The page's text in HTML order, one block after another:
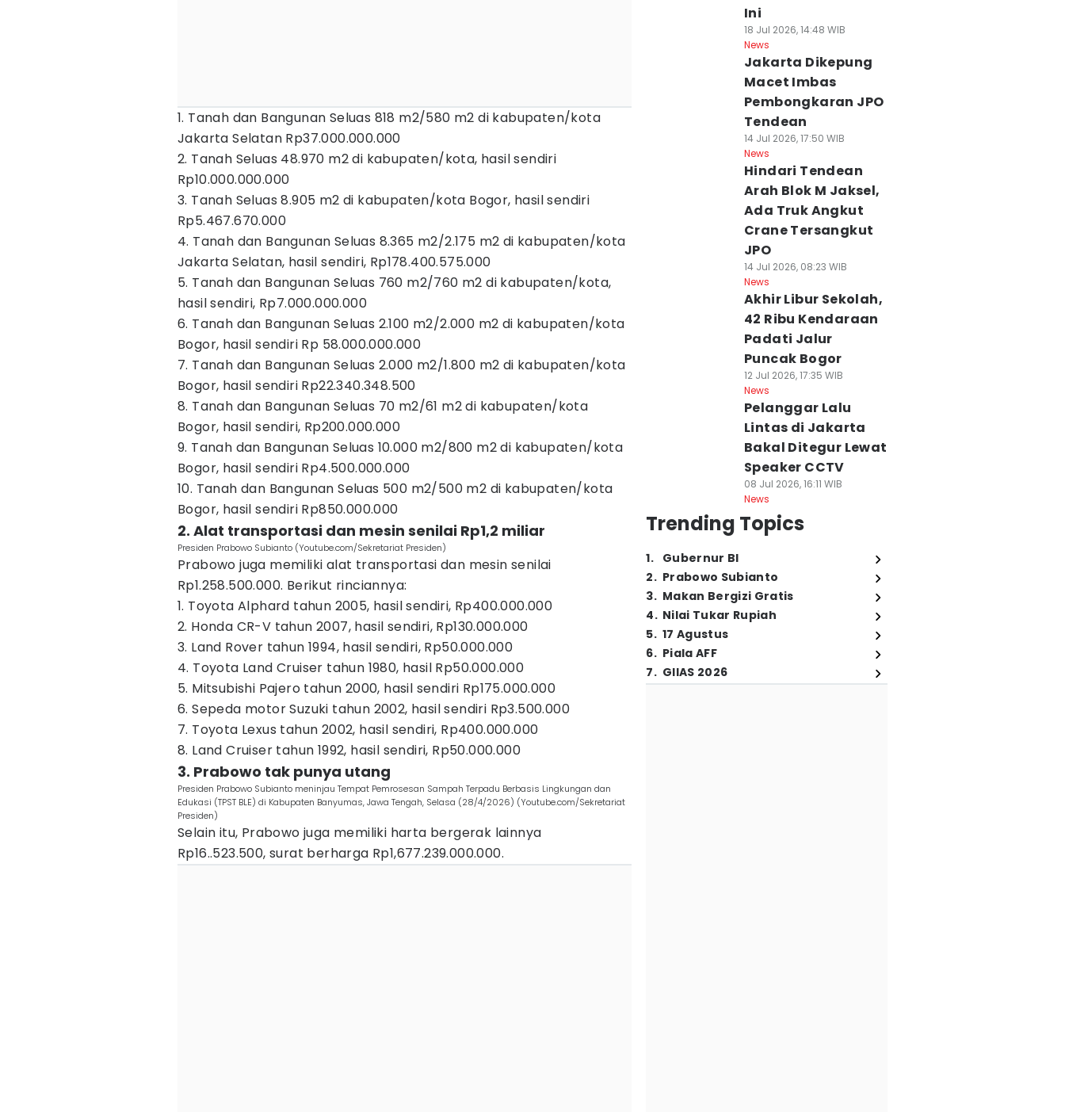
1. Tanah dan Bangunan Seluas 818 m2/580 m2 di kabupaten/kota
Jakarta Selatan Rp37.000.000.000
2. Tanah Seluas 48.970 m2 di kabupaten/kota, hasil sendiri
Rp10.000.000.000
3. Tanah Seluas 8.905 m2 di kabupaten/kota Bogor, hasil sendiri
Rp5.467.670.000
4. Tanah dan Bangunan Seluas 8.365 m2/2.175 m2 di kabupaten/kota
Jakarta Selatan, hasil sendiri, Rp178.400.575.000
5. Tanah dan Bangunan Seluas 760 m2/760 m2 di kabupaten/kota,
hasil sendiri, Rp7.000.000.000
6. Tanah dan Bangunan Seluas 2.100 m2/2.000 m2 di kabupaten/kota
Bogor, hasil sendiri Rp 58.000.000.000
7. Tanah dan Bangunan Seluas 2.000 m2/1.800 m2 di kabupaten/kota
Bogor, hasil sendiri Rp22.340.348.500
8. Tanah dan Bangunan Seluas 70 m2/61 m2 di kabupaten/kota
Bogor, hasil sendiri, Rp200.000.000
9. Tanah dan Bangunan Seluas 10.000 m2/800 m2 di kabupaten/kota
Bogor, hasil sendiri Rp4.500.000.000
10. Tanah dan Bangunan Seluas 500 m2/500 m2 di kabupaten/kota
Bogor, hasil sendiri Rp850.000.000
2. Alat transportasi dan mesin senilai Rp1,2 miliar
Presiden Prabowo Subianto (Youtube.com/Sekretariat Presiden)
Prabowo juga memiliki alat transportasi dan mesin senilai
Rp1.258.500.000. Berikut rinciannya:
1. Toyota Alphard tahun 2005, hasil sendiri, Rp400.000.000
2. Honda CR-V tahun 2007, hasil sendiri, Rp130.000.000
3. Land Rover tahun 1994, hasil sendiri, Rp50.000.000
4. Toyota Land Cruiser tahun 1980, hasil Rp50.000.000
5. Mitsubishi Pajero tahun 2000, hasil sendiri Rp175.000.000
6. Sepeda motor Suzuki tahun 2002, hasil sendiri Rp3.500.000
7. Toyota Lexus tahun 2002, hasil sendiri, Rp400.000.000
8. Land Cruiser tahun 1992, hasil sendiri, Rp50.000.000
3. Prabowo tak punya utang
Presiden Prabowo Subianto meninjau Tempat Pemrosesan Sampah Terpadu Berbasis Lingkungan dan
Edukasi (TPST BLE) di Kabupaten Banyumas, Jawa Tengah, Selasa (28/4/2026) (Youtube.com/Sekretariat
Presiden)
Selain itu, Prabowo juga memiliki harta bergerak lainnya
Rp16..523.500, surat berharga Rp1,677.239.000.000.
Ini
18 Jul 2026, 14:48 WIB
News
Jakarta Dikepung
Macet Imbas
Pembongkaran JPO
Tendean
14 Jul 2026, 17:50 WIB
News
Hindari Tendean
Arah Blok M Jaksel,
Ada Truk Angkut
Crane Tersangkut
JPO
14 Jul 2026, 08:23 WIB
News
Akhir Libur Sekolah,
42 Ribu Kendaraan
Padati Jalur
Puncak Bogor
12 Jul 2026, 17:35 WIB
News
Pelanggar Lalu
Lintas di Jakarta
Bakal Ditegur Lewat
Speaker CCTV
08 Jul 2026, 16:11 WIB
News
Trending Topics
1. Gubernur BI
2. Prabowo Subianto
3. Makan Bergizi Gratis
4. Nilai Tukar Rupiah
5. 17 Agustus
6. Piala AFF
7. GIIAS 2026